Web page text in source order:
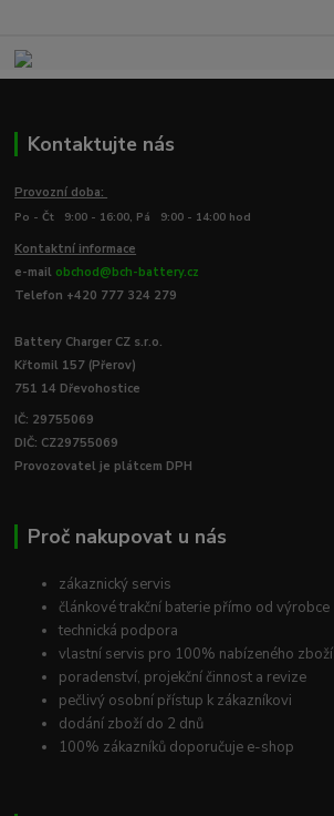
Kontaktujte nás
Provozní doba:
Po - Čt 9:00 - 16:00, Pá 9:00 - 14:00 hod
Kontaktní informace
e-mail obchod@bch-battery.cz
Telefon +420 777 324 279
Battery Charger CZ s.r.o.
Křtomil 157 (Přerov)
751 14 Dřevohostice
IČ: 29755069
DIČ: CZ29755069
Provozovatel je plátcem DPH
Proč nakupovat u nás
zákaznický servis
článkové trakční baterie přímo od výrobce
technická podpora
vlastní servis pro 100% nabízeného zboží
poradenství, projekční činnost a revize
pečlivý osobní přístup k zákazníkovi
dodání zboží do 2 dnů
100% zákazníků doporučuje e-shop